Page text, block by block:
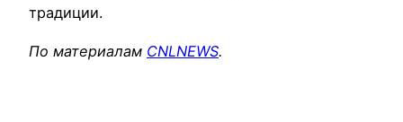
традиции.
По материалам CNLNEWS.